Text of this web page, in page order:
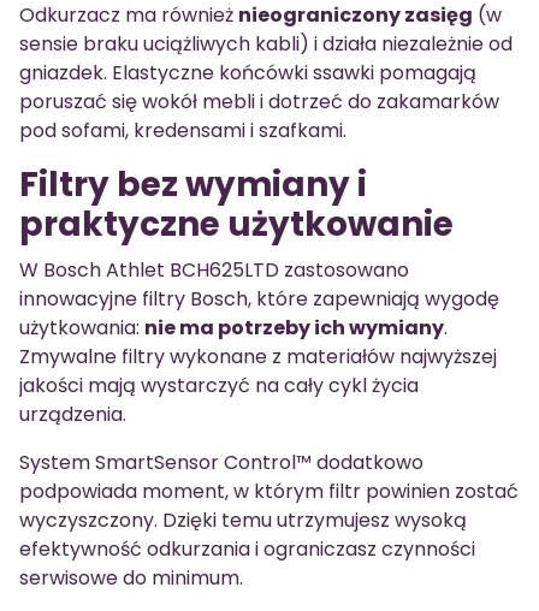
Odkurzacz ma również nieograniczony zasięg (w
sensie braku uciążliwych kabli) i działa niezależnie od
gniazdek. Elastyczne końcówki ssawki pomagają
poruszać się wokół mebli i dotrzeć do zakamarków
pod sofami, kredensami i szafkami.
Filtry bez wymiany i
praktyczne użytkowanie
W Bosch Athlet BCH625LTD zastosowano
innowacyjne filtry Bosch, które zapewniają wygodę
użytkowania: nie ma potrzeby ich wymiany.
Zmywalne filtry wykonane z materiałów najwyższej
jakości mają wystarczyć na cały cykl życia
urządzenia.
System SmartSensor Control™ dodatkowo
podpowiada moment, w którym filtr powinien zostać
wyczyszczony. Dzięki temu utrzymujesz wysoką
efektywność odkurzania i ograniczasz czynności
serwisowe do minimum.